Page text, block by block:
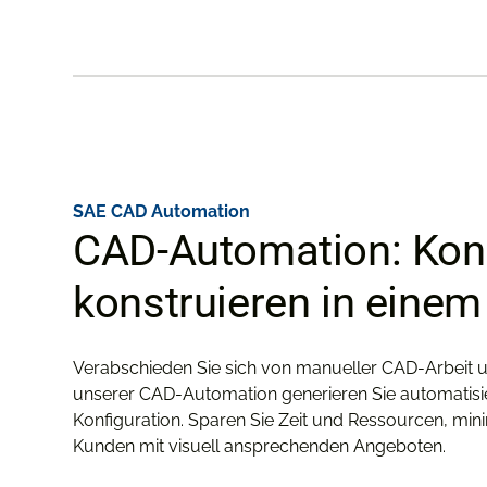
SAE CAD Automation
CAD-Automation:
konstruieren in
Verabschieden Sie sich von manueller CAD-Arbeit
unserer CAD-Automation generieren Sie
Konfiguration. Sparen Sie Zeit und Ressourcen,
Kunden mit visuell ansprechenden Angeboten.